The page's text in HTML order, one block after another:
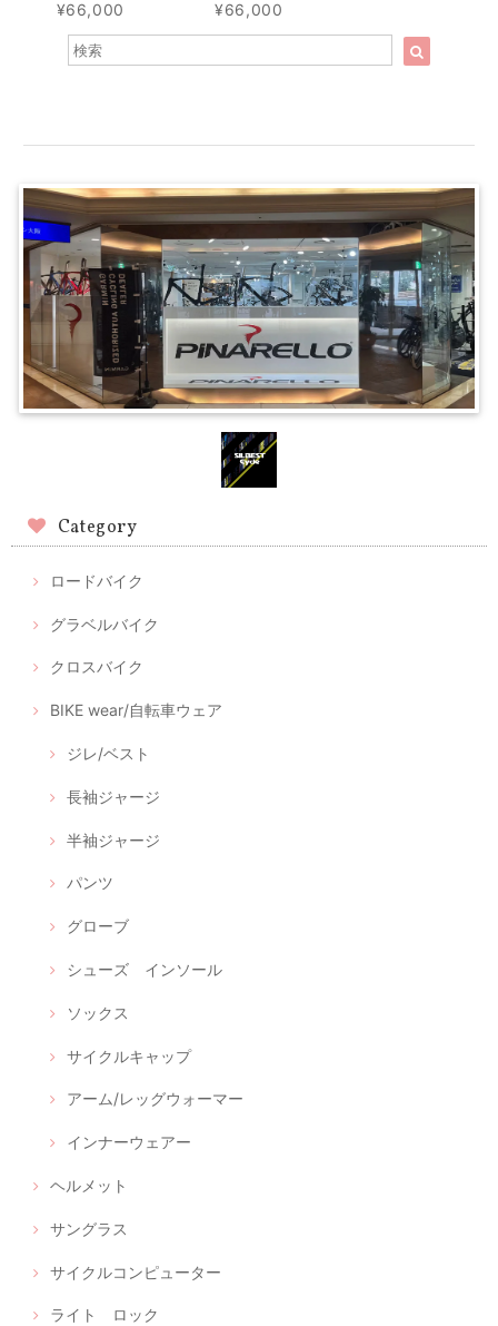
¥66,000 ¥66,000
Category
ロードバイク
グラベルバイク
クロスバイク
BIKE wear/自転車ウェア
ジレ/ベスト
長袖ジャージ
半袖ジャージ
パンツ
グローブ
シューズ インソール
ソックス
サイクルキャップ
アーム/レッグウォーマー
インナーウェアー
ヘルメット
サングラス
サイクルコンピューター
ライト ロック